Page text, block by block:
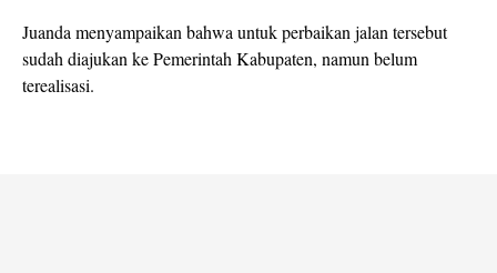
Juanda menyampaikan bahwa untuk perbaikan jalan tersebut
sudah diajukan ke Pemerintah Kabupaten, namun belum
terealisasi.